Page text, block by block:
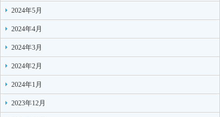
2024年5月
2024年4月
2024年3月
2024年2月
2024年1月
2023年12月